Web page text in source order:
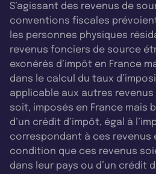
S’agissant des revenus de
conventions fiscales
les personnes physiques
revenus fonciers de source
exonérés d’impôt en France
dans le calcul du taux
applicable aux autres revenus
soit, imposés en France mais
d’un crédit d’impôt, égal à
correspondant à ces revenus
condition que ces revenus
dans leur pays ou d’un crédit